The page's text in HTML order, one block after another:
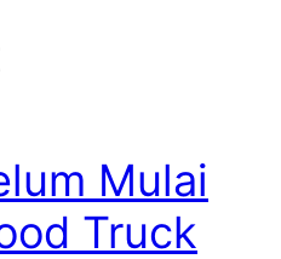
Mulai
Truck